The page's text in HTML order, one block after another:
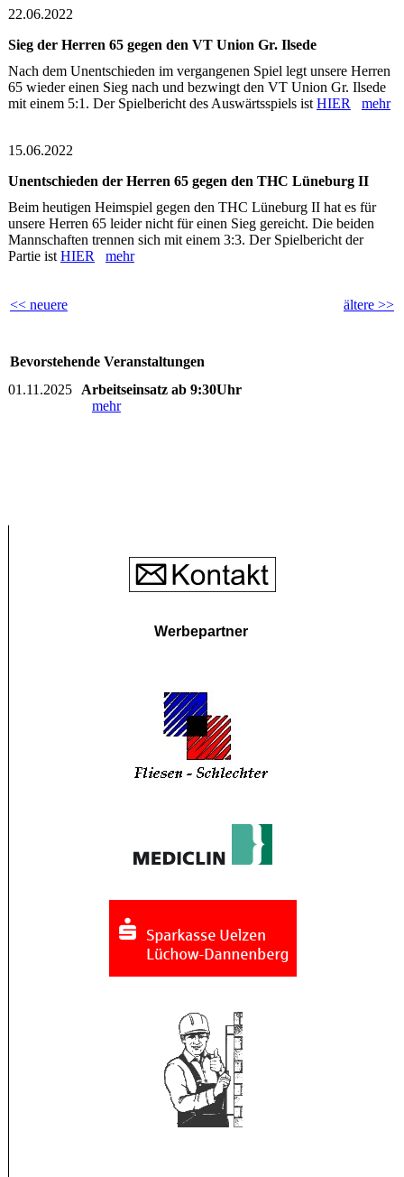
22.06.2022
Sieg der Herren 65 gegen den VT Union Gr. Ilsede
Nach dem Unentschieden im vergangenen Spiel legt unsere Herren
65 wieder einen Sieg nach und bezwingt den VT Union Gr. Ilsede
mit einem 5:1. Der Spielbericht des Auswärtsspiels ist HIER mehr
15.06.2022
Unentschieden der Herren 65 gegen den THC Lüneburg II
Beim heutigen Heimspiel gegen den THC Lüneburg II hat es für
unsere Herren 65 leider nicht für einen Sieg gereicht. Die beiden
Mannschaften trennen sich mit einem 3:3. Der Spielbericht der
Partie ist HIER mehr
<< neuere ältere >>
Bevorstehende Veranstaltungen
01.11.2025
Arbeitseinsatz ab 9:30Uhr
mehr
Werbepartner